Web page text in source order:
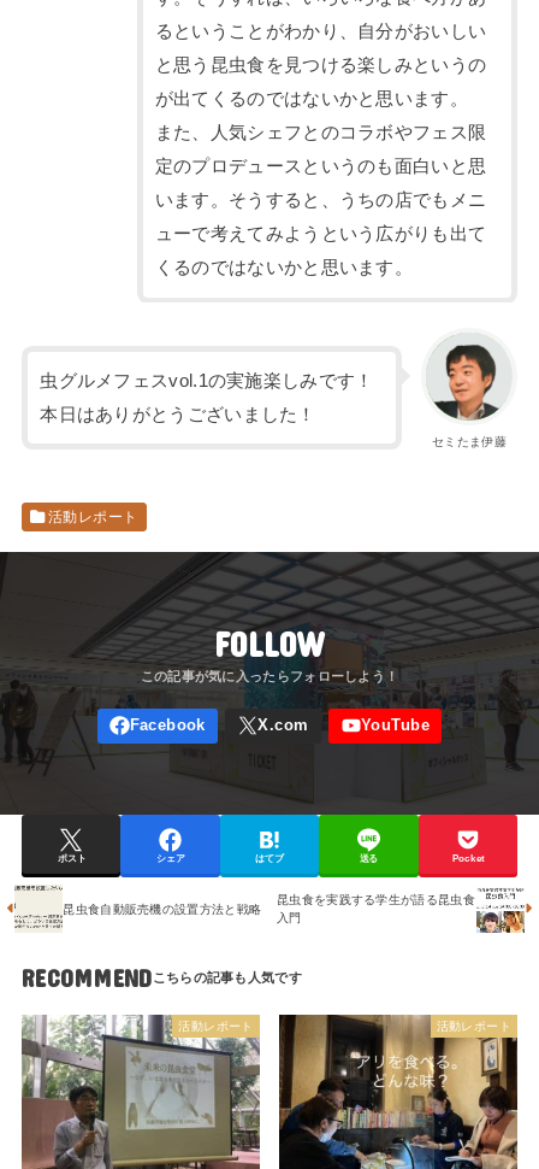
るということがわかり、自分がおいしい
と思う昆虫食を見つける楽しみというの
が出てくるのではないかと思います。
また、人気シェフとのコラボやフェス限
定のプロデュースというのも面白いと思
います。そうすると、うちの店でもメニ
ューで考えてみようという広がりも出て
くるのではないかと思います。
セミたま伊藤
虫グルメフェスvol.1の実施楽しみです！
本日はありがとうございました！
活動レポート
FOLLOW
ポスト シェア はてブ 送る Pocket
昆虫食自動販売機の設置方法と戦略
昆虫食を実践する学生が語る昆虫食
入門
RECOMMEND
活動レポート 活動レポート